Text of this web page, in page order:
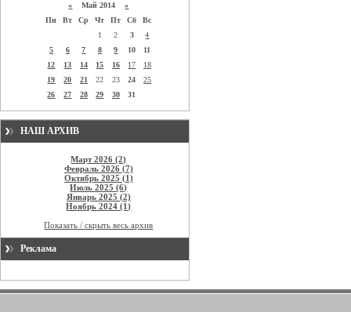
« Май 2014»
Пн
Вт Ср Чт Пт Сб
Вс
1
2 3
4
5
6 7 8 9 10
11
12
13 14 15 16 17
18
19
20 21 22 23 24
25
26
27 28 29 30 31
НАШ АРХИВ
Март 2026 (2)
Февраль 2026 (7)
Октябрь 2025 (1)
Июль 2025 (6)
Январь 2025 (2)
Ноябрь 2024 (1)
Показать / скрыть весь архив
Реклама